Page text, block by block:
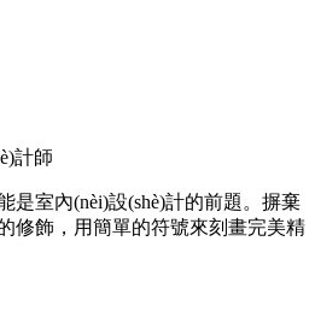
計師
是室內(nèi)設(shè)計的前題。摒棄
的修飾，用簡單的符號來刻畫完美精